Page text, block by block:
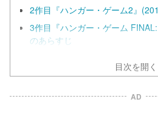
2作目『ハンガー・ゲーム2』
3作目『ハンガー・ゲーム
のあらすじ
目次を開く
AD